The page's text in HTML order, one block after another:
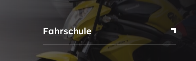
Fahrschule